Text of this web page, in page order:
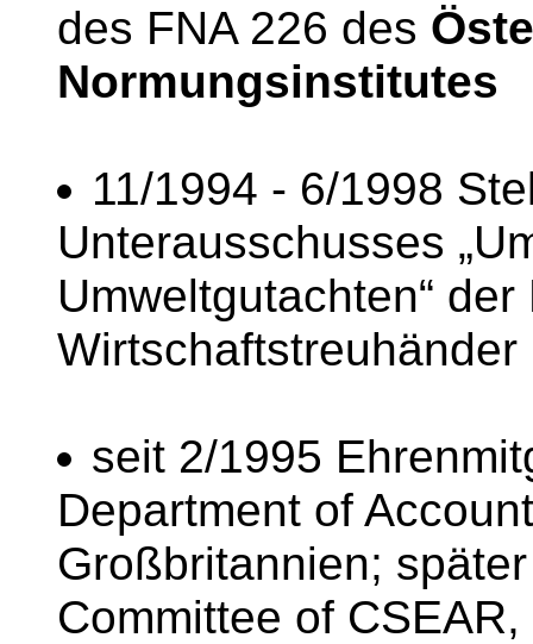
des FNA 226 des
Normungsinstitutes
11/1994 - 6/1998
Unterausschusses
Umweltgutachten“
Wirtschaftstreuhänder
seit 2/1995
Department of
Großbritannien;
Committee of